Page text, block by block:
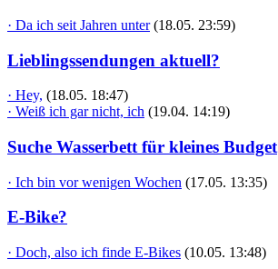
· Da ich seit Jahren unter (18.05. 23:59)
Lieblingssendungen aktuell?
· Hey, (18.05. 18:47)
· Weiß ich gar nicht, ich (19.04. 14:19)
Suche Wasserbett für kleines Budget
· Ich bin vor wenigen Wochen (17.05. 13:35)
E-Bike?
· Doch, also ich finde E-Bikes (10.05. 13:48)